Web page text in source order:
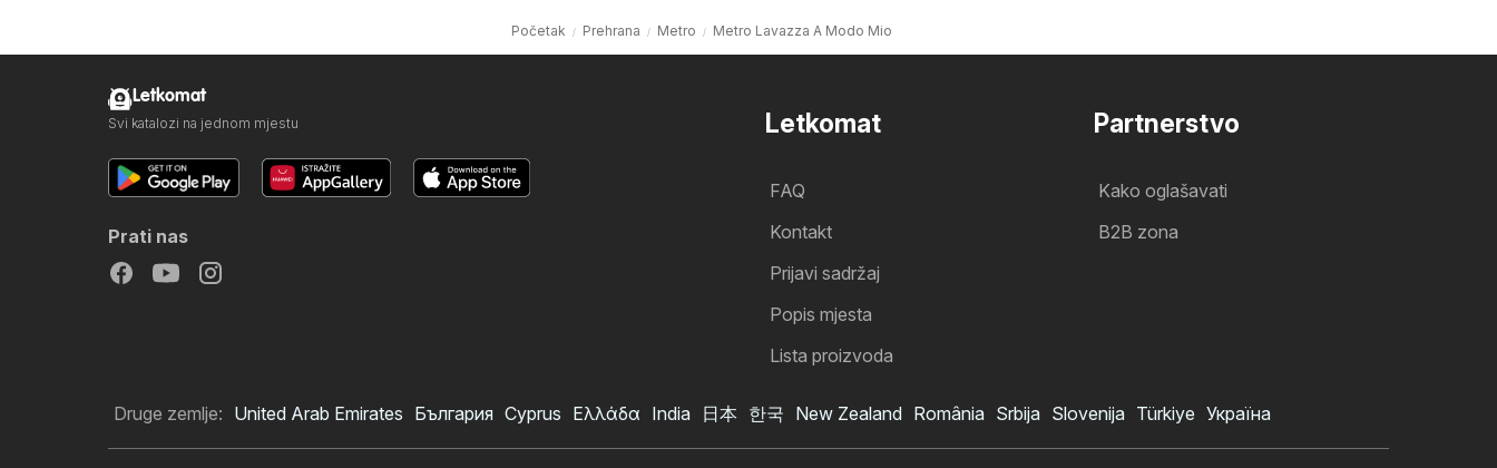
Metro katalog
Početak Prehrana Metro Metro Lavazza A Modo Mio
Letkomat
FAQ
Kontakt
Prijavi sadržaj
Popis mjesta
Lista proizvoda
Partnerstvo
Kako oglašavati
B2B zona
Letkomat
Svi katalozi na jednom mjestu
Prati nas
Druge zemlje: United Arab Emirates България Cyprus Ελλάδα India 日本 한국 New Zealand România Srbija Slovenija Türkiye Україна